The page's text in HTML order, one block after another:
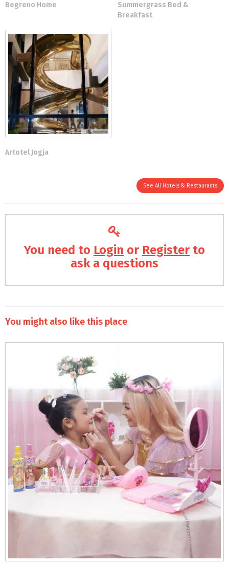
Begreno Home
Summergrass Bed &
Breakfast
Artotel Jogja
See All Hotels & Restaurants
You need to Login or Register to
ask a questions
You might also like this place